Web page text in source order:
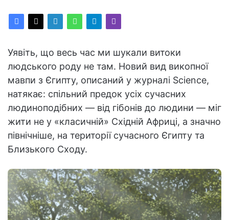
Уявіть, що весь час ми шукали витоки
людського роду не там. Новий вид викопної
мавпи з Єгипту, описаний у журналі Science,
натякає: спільний предок усіх сучасних
людиноподібних — від гібонів до людини — міг
жити не у «класичній» Східній Африці, а значно
північніше, на території сучасного Єгипту та
Близького Сходу.